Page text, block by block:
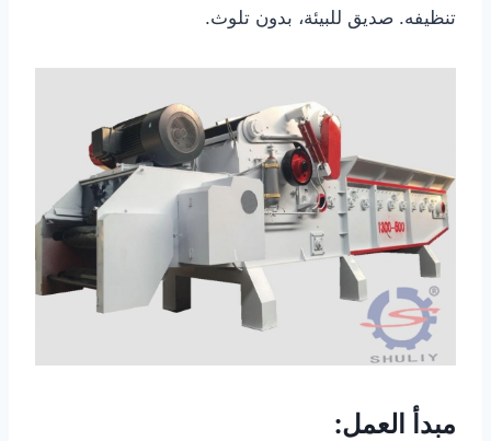
تنظيفه. صديق للبيئة، بدون تلوث.
مبدأ العمل: